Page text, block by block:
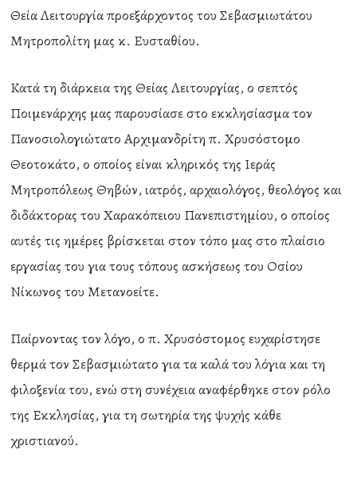
Θεία Λειτουργία προεξάρχοντος του Σεβασμιωτάτου
Μητροπολίτη μας κ. Ευσταθίου.
Κατά τη διάρκεια της Θείας Λειτουργίας, ο σεπτός
Ποιμενάρχης μας παρουσίασε στο εκκλησίασμα τον
Πανοσιολογιώτατο Αρχιμανδρίτη π. Χρυσόστομο
Θεοτοκάτο, ο οποίος είναι κληρικός της Ιεράς
Μητροπόλεως Θηβών, ιατρός, αρχαιολόγος, θεολόγος και
διδάκτορας του Χαρακόπειου Πανεπιστημίου, ο οποίος
αυτές τις ημέρες βρίσκεται στον τόπο μας στο πλαίσιο
εργασίας του για τους τόπους ασκήσεως του Οσίου
Νίκωνος του Μετανοείτε.
Παίρνοντας τον λόγο, ο π. Χρυσόστομος ευχαρίστησε
θερμά τον Σεβασμιώτατο για τα καλά του λόγια και τη
φιλοξενία του, ενώ στη συνέχεια αναφέρθηκε στον ρόλο
της Εκκλησίας, για τη σωτηρία της ψυχής κάθε
χριστιανού.